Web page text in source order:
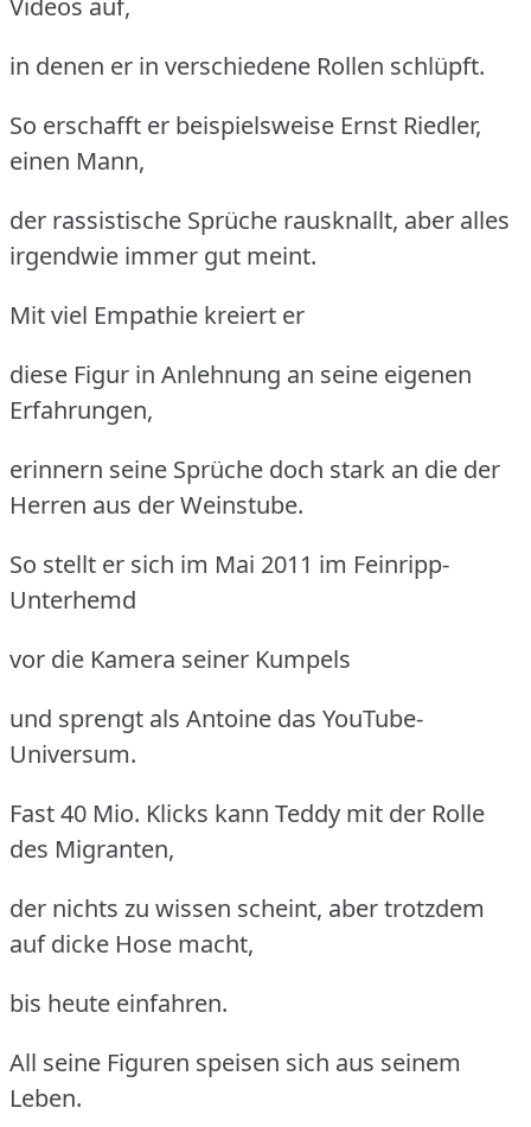
in denen er in verschiedene Rollen schlüpft.
So erschafft er beispielsweise Ernst Riedler,
einen Mann,
der rassistische Sprüche rausknallt, aber alles
irgendwie immer gut meint.
Mit viel Empathie kreiert er
diese Figur in Anlehnung an seine eigenen
Erfahrungen,
erinnern seine Sprüche doch stark an die der
Herren aus der Weinstube.
So stellt er sich im Mai 2011 im Feinripp-
Unterhemd
vor die Kamera seiner Kumpels
und sprengt als Antoine das YouTube-
Universum.
Fast 40 Mio. Klicks kann Teddy mit der Rolle
des Migranten,
der nichts zu wissen scheint, aber trotzdem
auf dicke Hose macht,
bis heute einfahren.
All seine Figuren speisen sich aus seinem
Leben.